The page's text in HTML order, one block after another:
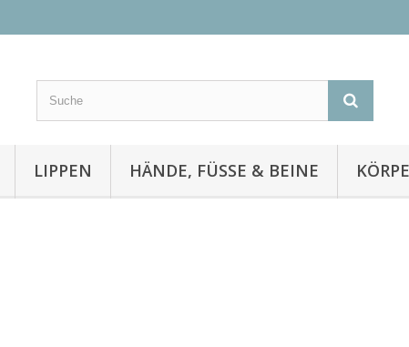
LIPPEN HÄNDE, FÜSSE & BEINE